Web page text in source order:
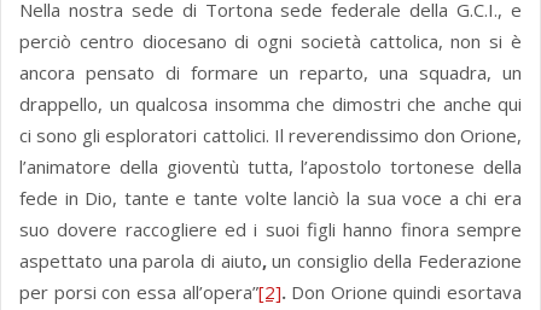
Nella nostra sede di Tortona sede federale della G.C.I., e
perciò centro diocesano di ogni società cattolica, non si è
ancora pensato di formare un reparto, una squadra, un
drappello, un qualcosa insomma che dimostri che anche qui
ci sono gli esploratori cattolici. Il reverendissimo don Orione,
l’animatore della gioventù tutta, l’apostolo tortonese della
fede in Dio, tante e tante volte lanciò la sua voce a chi era
suo dovere raccogliere ed i suoi figli hanno finora sempre
aspettato una parola di aiuto,un consiglio della Federazione
per porsi con essa all’opera”[2]. Don Orione quindi esortava